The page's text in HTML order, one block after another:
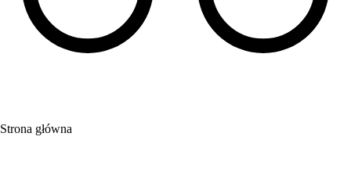
Strona główna